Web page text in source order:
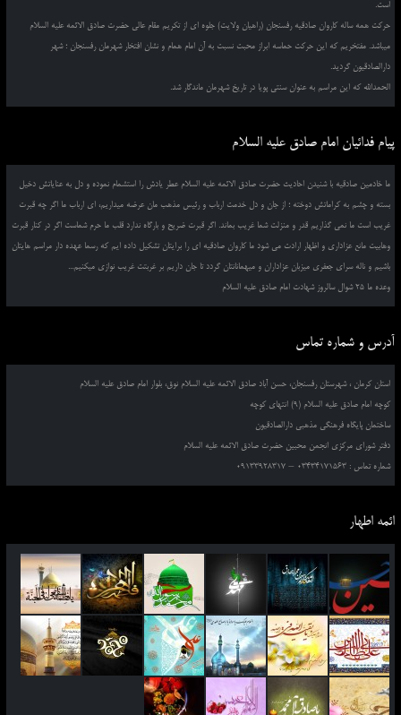
است.
حرکت همه ساله کاروان صادقیه رفسنجان (راهیان ولایت) جلوه ای از تکریم مقام عالی حضرت صادق الائمه علیه السلام
میباشد. مفتخریم که این حرکت حماسه ابراز محبت نسبت به آن امام همام و نشان افتخار شهرمان رفسنجان ؛ شهر
دارالصادقیون گردید.
الحمدالله که این مراسم به عنوان سنتی پویا در تاریخ شهرمان ماندگار شد.
پیام فدائیان امام صادق علیه السلام
ما خادمین صادقیه با شنیدن احادیث حضرت صادق الائمه علیه السلام عطر یادش را استشمام نموده و دل به عنایاتش دخیل
بسته و چشم به کراماتش دوخته ؛ از جان و دل خدمت ارباب و رئیس مذهب مان عرضه میداریم، ای ارباب ما اگر چه قبرت
غریب است ما نمی گذاریم قدر و منزلت شما غریب بماند. اگر قبرت ضریح و بارگاه ندارد قلب ما حرم شماست اگر در کنار قبرت
وهابیت مانع عزاداری و اظهار ارادت می شود ما کاروان صادقیه ای را برایتان تشکیل داده ایم که رسما عهده دار مراسم هایتان
باشیم و ناله سرای جعفری میزبان عزاداران و میهمانانتان گردد تا جان داریم بر غربتت غریب نوازی میکنیم...
وعده ما 25 شوال سالروز شهادت امام صادق علیه السلام
آدرس و شماره تماس
استان کرمان ، شهرستان رفسنجان، حسن آباد صادق الائمه علیه السلام نوق، بلوار امام صادق علیه السلام
کوچه امام صادق علیه السلام (9) انتهای کوچه
ساختمان پایگاه فرهنگی مذهبی دارالصادقیون
دفتر شورای مرکزی انجمن محبین حضرت صادق الائمه علیه السلام
شماره تماس : 03434171563 – 09133928317
ائمه اطهار